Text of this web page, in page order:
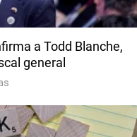
a Todd Blanche,
general